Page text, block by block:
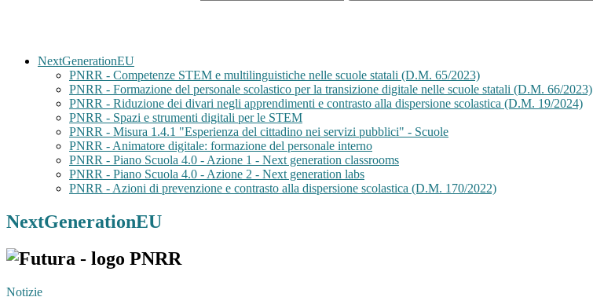
NextGenerationEU
PNRR - Competenze STEM e multilinguistiche nelle scuole statali (D.M. 65/2023)
PNRR - Formazione del personale scolastico per la transizione digitale nelle scuole statali (D.M. 66/2023)
PNRR - Riduzione dei divari negli apprendimenti e contrasto alla dispersione scolastica (D.M. 19/2024)
PNRR - Spazi e strumenti digitali per le STEM
PNRR - Misura 1.4.1 "Esperienza del cittadino nei servizi pubblici" - Scuole
PNRR - Animatore digitale: formazione del personale interno
PNRR - Piano Scuola 4.0 - Azione 1 - Next generation classrooms
PNRR - Piano Scuola 4.0 - Azione 2 - Next generation labs
PNRR - Azioni di prevenzione e contrasto alla dispersione scolastica (D.M. 170/2022)
NextGenerationEU
Notizie